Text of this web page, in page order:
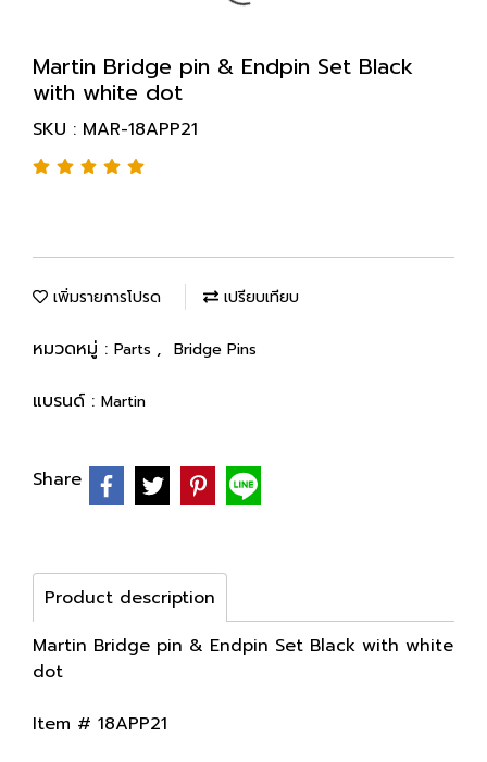
Martin Bridge pin & Endpin Set Black
with white dot
SKU : MAR-18APP21
เพิ่มรายการโปรด เปรียบเทียบ
หมวดหมู่ : Parts , Bridge Pins
แบรนด์ : Martin
Share
Product description
Martin Bridge pin & Endpin Set Black with white
dot
Item # 18APP21